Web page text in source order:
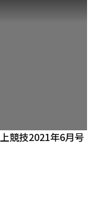
競技2021年6月号